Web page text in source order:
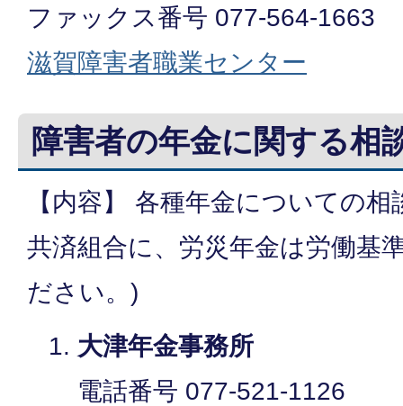
ファックス番号 077-564-1663
滋賀障害者職業センター
障害者の年金に関する相
【内容】 各種年金についての
共済組合に、労災年金は労働基
ださい。)
大津年金事務所
電話番号 077-521-1126